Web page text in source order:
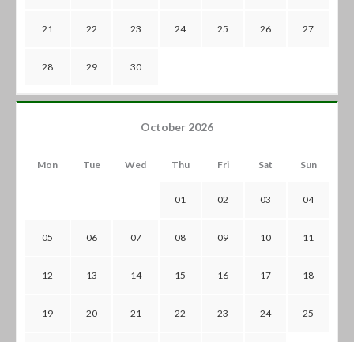
21 22 23 24 25 26 27
28 29 30
October 2026
Mon Tue Wed Thu Fri Sat Sun
01 02 03 04
05 06 07 08 09 10 11
12 13 14 15 16 17 18
19 20 21 22 23 24 25